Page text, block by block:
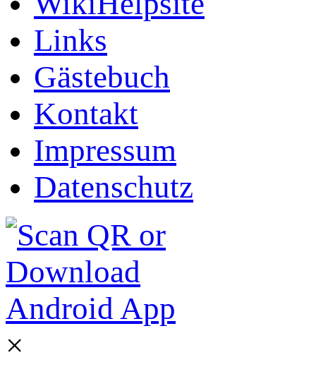
Links
Gästebuch
Kontakt
Impressum
Datenschutz
×